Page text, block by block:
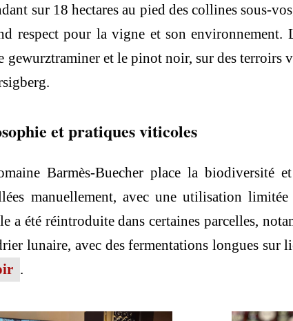
sur 18 hectares au pied des collines sous-
respect pour la vigne et son
gewurztraminer et le pinot noir, sur des terroirs
et pratiques viticoles
Barmès-Buecher place la biodiversité
manuellement, avec une utilisation
a été réintroduite dans certaines parcelles,
lunaire, avec des fermentations longues sur
.